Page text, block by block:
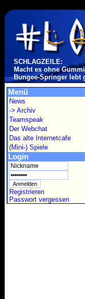
SCHLAGZEILE:
Macht es ohne
Bungee-Springer lebt
Menü
News
-> Archiv
Teamspeak
Der Webchat
Das alte Internetcafe
(Mini-) Spiele
Login
Registrieren
Passwort vergessen